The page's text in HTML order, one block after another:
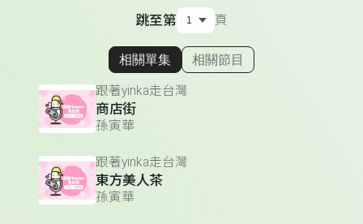
跳至第 頁
顯示相關單集
相關單集 相關節目
跟著yinka走台灣
商店街
孫寅華
跟著yinka走台灣
東方美人茶
孫寅華